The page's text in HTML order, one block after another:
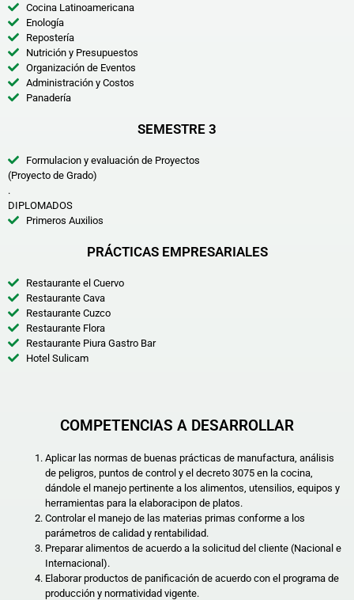
Cocina Latinoamericana
Enología
Repostería
Nutrición y Presupuestos
Organización de Eventos
Administración y Costos
Panadería
SEMESTRE 3
Formulacion y evaluación de Proyectos
(Proyecto de Grado)
.
DIPLOMADOS
Primeros Auxilios
PRÁCTICAS EMPRESARIALES
Restaurante el Cuervo
Restaurante Cava
Restaurante Cuzco
Restaurante Flora
Restaurante Piura Gastro Bar
Hotel Sulicam
COMPETENCIAS A DESARROLLAR
Aplicar las normas de buenas prácticas de manufactura, análisis
de peligros, puntos de control y el decreto 3075 en la cocina,
dándole el manejo pertinente a los alimentos, utensilios, equipos y
herramientas para la elaboracipon de platos.
Controlar el manejo de las materias primas conforme a los
parámetros de calidad y rentabilidad.
Preparar alimentos de acuerdo a la solicitud del cliente (Nacional e
Internacional).
Elaborar productos de panificación de acuerdo con el programa de
producción y normatividad vigente.